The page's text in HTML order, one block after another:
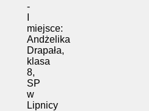
-
miejsce:
Andżelika
Drapała,
klasa
8,
SP
w
Lipnicy